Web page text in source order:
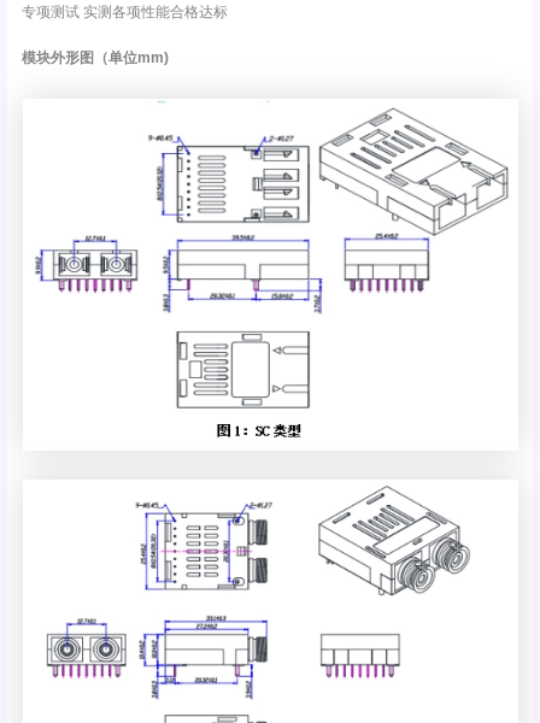
专项测试 实测各项性能合格达标
模块外形图（单位mm)